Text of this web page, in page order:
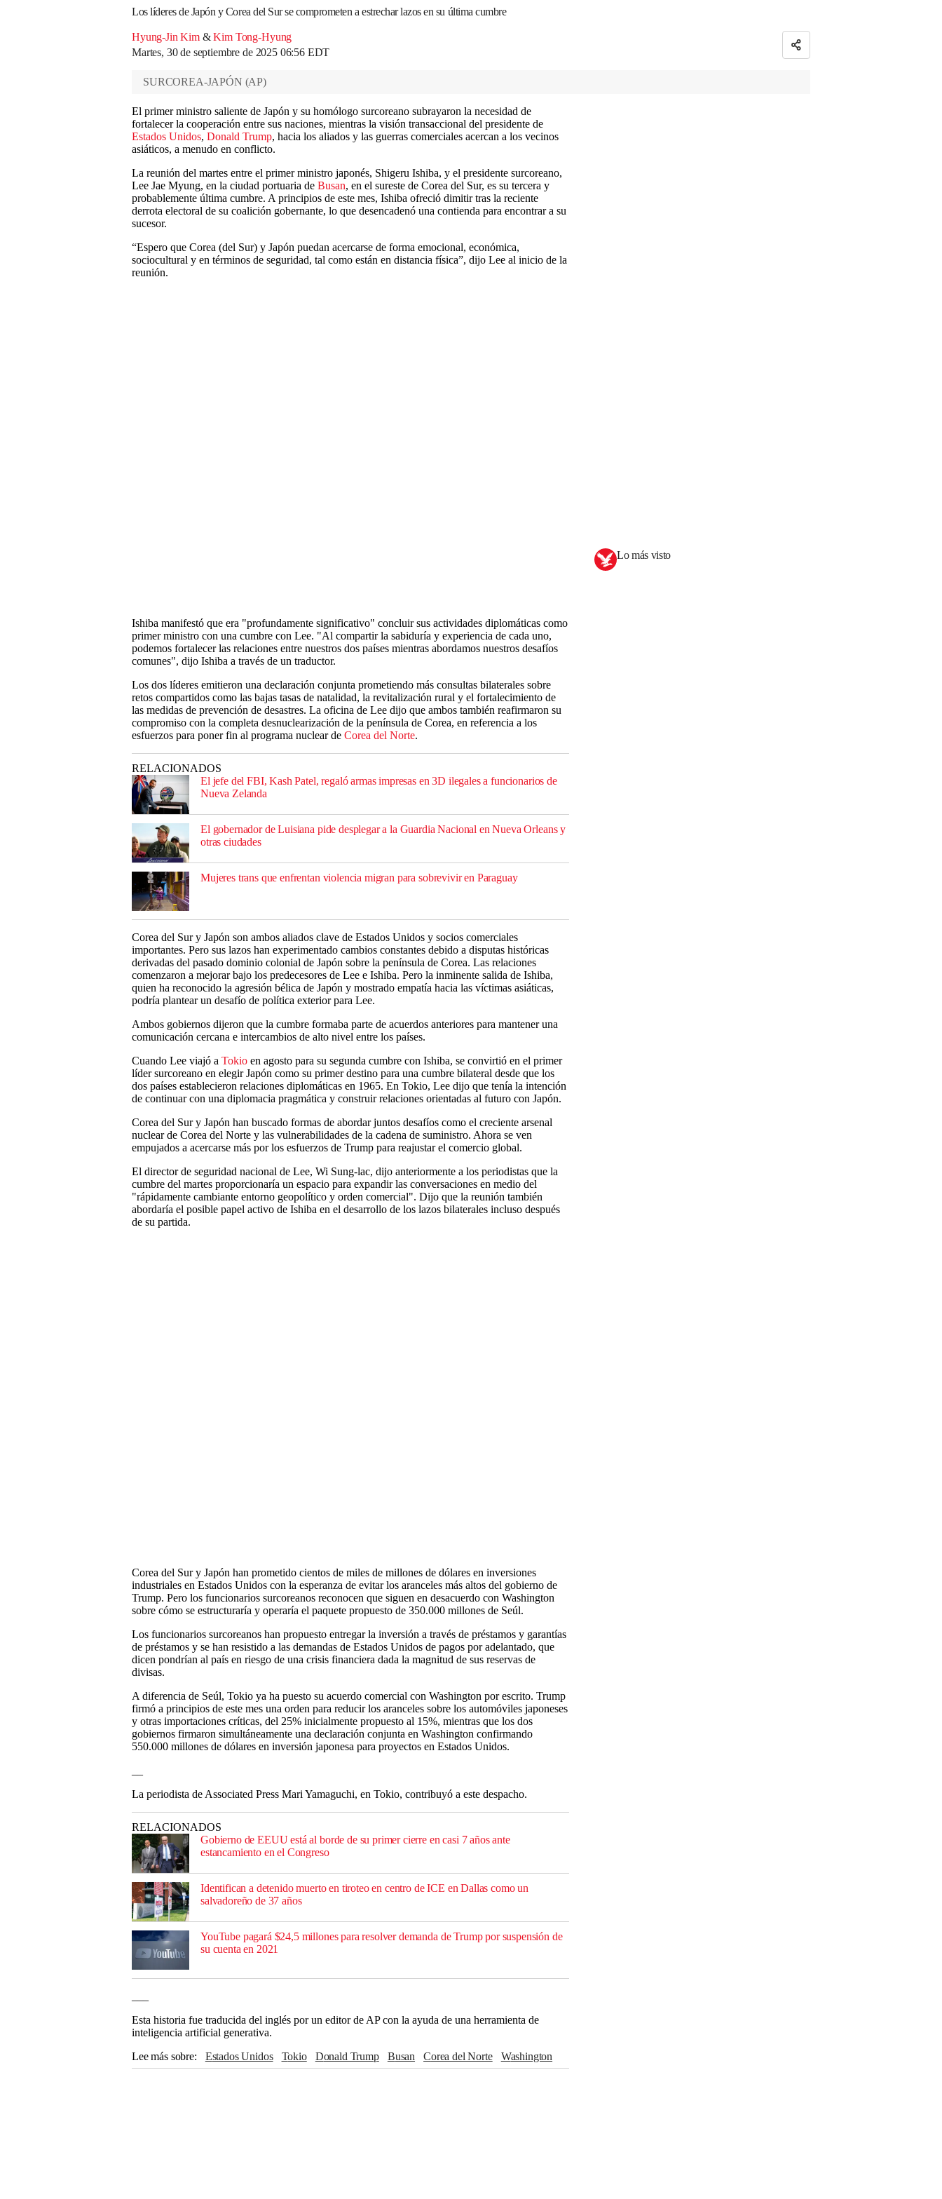
Los líderes de Japón y Corea del Sur se comprometen a estrechar lazos en su última cumbre
Hyung-Jin Kim & Kim Tong-Hyung
Martes, 30 de septiembre de 2025 06:56 EDT
SURCOREA-JAPÓN (AP)
El primer ministro saliente de Japón y su homólogo surcoreano subrayaron la necesidad de
fortalecer la cooperación entre sus naciones, mientras la visión transaccional del presidente de
Estados Unidos, Donald Trump, hacia los aliados y las guerras comerciales acercan a los vecinos
asiáticos, a menudo en conflicto.
La reunión del martes entre el primer ministro japonés, Shigeru Ishiba, y el presidente surcoreano,
Lee Jae Myung, en la ciudad portuaria de Busan, en el sureste de Corea del Sur, es su tercera y
probablemente última cumbre. A principios de este mes, Ishiba ofreció dimitir tras la reciente
derrota electoral de su coalición gobernante, lo que desencadenó una contienda para encontrar a su
sucesor.
“Espero que Corea (del Sur) y Japón puedan acercarse de forma emocional, económica,
sociocultural y en términos de seguridad, tal como están en distancia física”, dijo Lee al inicio de la
reunión.
Ishiba manifestó que era "profundamente significativo" concluir sus actividades diplomáticas como
primer ministro con una cumbre con Lee. "Al compartir la sabiduría y experiencia de cada uno,
podemos fortalecer las relaciones entre nuestros dos países mientras abordamos nuestros desafíos
comunes", dijo Ishiba a través de un traductor.
Los dos líderes emitieron una declaración conjunta prometiendo más consultas bilaterales sobre
retos compartidos como las bajas tasas de natalidad, la revitalización rural y el fortalecimiento de
las medidas de prevención de desastres. La oficina de Lee dijo que ambos también reafirmaron su
compromiso con la completa desnuclearización de la península de Corea, en referencia a los
esfuerzos para poner fin al programa nuclear de Corea del Norte.
RELACIONADOS
El jefe del FBI, Kash Patel, regaló armas impresas en 3D ilegales a funcionarios de
Nueva Zelanda
El gobernador de Luisiana pide desplegar a la Guardia Nacional en Nueva Orleans y
otras ciudades
Mujeres trans que enfrentan violencia migran para sobrevivir en Paraguay
Corea del Sur y Japón son ambos aliados clave de Estados Unidos y socios comerciales
importantes. Pero sus lazos han experimentado cambios constantes debido a disputas históricas
derivadas del pasado dominio colonial de Japón sobre la península de Corea. Las relaciones
comenzaron a mejorar bajo los predecesores de Lee e Ishiba. Pero la inminente salida de Ishiba,
quien ha reconocido la agresión bélica de Japón y mostrado empatía hacia las víctimas asiáticas,
podría plantear un desafío de política exterior para Lee.
Ambos gobiernos dijeron que la cumbre formaba parte de acuerdos anteriores para mantener una
comunicación cercana e intercambios de alto nivel entre los países.
Cuando Lee viajó a Tokio en agosto para su segunda cumbre con Ishiba, se convirtió en el primer
líder surcoreano en elegir Japón como su primer destino para una cumbre bilateral desde que los
dos países establecieron relaciones diplomáticas en 1965. En Tokio, Lee dijo que tenía la intención
de continuar con una diplomacia pragmática y construir relaciones orientadas al futuro con Japón.
Corea del Sur y Japón han buscado formas de abordar juntos desafíos como el creciente arsenal
nuclear de Corea del Norte y las vulnerabilidades de la cadena de suministro. Ahora se ven
empujados a acercarse más por los esfuerzos de Trump para reajustar el comercio global.
El director de seguridad nacional de Lee, Wi Sung-lac, dijo anteriormente a los periodistas que la
cumbre del martes proporcionaría un espacio para expandir las conversaciones en medio del
"rápidamente cambiante entorno geopolítico y orden comercial". Dijo que la reunión también
abordaría el posible papel activo de Ishiba en el desarrollo de los lazos bilaterales incluso después
de su partida.
Corea del Sur y Japón han prometido cientos de miles de millones de dólares en inversiones
industriales en Estados Unidos con la esperanza de evitar los aranceles más altos del gobierno de
Trump. Pero los funcionarios surcoreanos reconocen que siguen en desacuerdo con Washington
sobre cómo se estructuraría y operaría el paquete propuesto de 350.000 millones de Seúl.
Los funcionarios surcoreanos han propuesto entregar la inversión a través de préstamos y garantías
de préstamos y se han resistido a las demandas de Estados Unidos de pagos por adelantado, que
dicen pondrían al país en riesgo de una crisis financiera dada la magnitud de sus reservas de
divisas.
A diferencia de Seúl, Tokio ya ha puesto su acuerdo comercial con Washington por escrito. Trump
firmó a principios de este mes una orden para reducir los aranceles sobre los automóviles japoneses
y otras importaciones críticas, del 25% inicialmente propuesto al 15%, mientras que los dos
gobiernos firmaron simultáneamente una declaración conjunta en Washington confirmando
550.000 millones de dólares en inversión japonesa para proyectos en Estados Unidos.
La periodista de Associated Press Mari Yamaguchi, en Tokio, contribuyó a este despacho.
RELACIONADOS
Gobierno de EEUU está al borde de su primer cierre en casi 7 años ante
estancamiento en el Congreso
Identifican a detenido muerto en tiroteo en centro de ICE en Dallas como un
salvadoreño de 37 años
YouTube pagará $24,5 millones para resolver demanda de Trump por suspensión de
su cuenta en 2021
Esta historia fue traducida del inglés por un editor de AP con la ayuda de una herramienta de
inteligencia artificial generativa.
Lee más sobre
Estados Unidos Tokio Donald Trump Busan Corea del Norte Washington
Lo más visto